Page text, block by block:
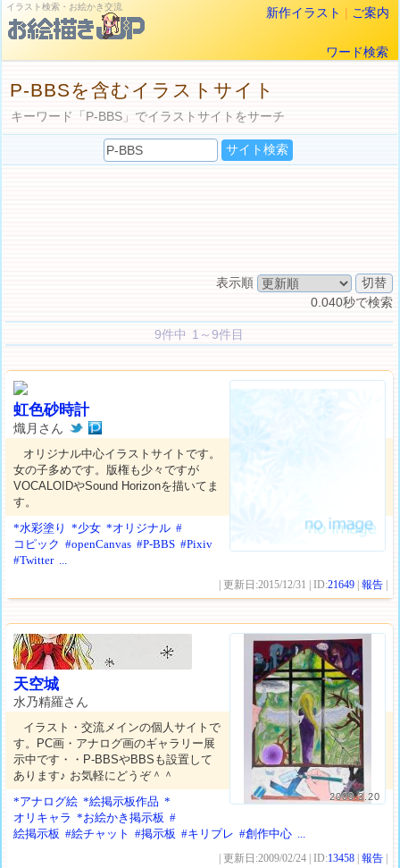
イラスト検索・お絵かき交流 新作イラスト | ご案内
ワード検索
P-BBSを含むイラストサイト
キーワード「P-BBS」でイラストサイトをサーチ
表示順
0.040秒で検索
9件中 1～9件目
虹色砂時計
熾月さん
オリジナル中心イラストサイトです。
女の子多めです。版権も少々ですが
VOCALOIDやSound Horizonを描いてま
す。
*水彩塗り
*少女 *オリジナル #
コピック #openCanvas #P-BBS #Pixiv
#Twitter ...
| 更新日:2015/12/31 | ID:21649 |報告
2009.3.20
天空城
水乃精羅さん
イラスト・交流メインの個人サイトで
す。PC画・アナログ画のギャラリー展
示中です・・P-BBSやBBSも設置して
あります♪ お気軽にどうぞ＾＾
*アナログ絵 *絵掲示板作品 *
オリキャラ *お絵かき掲示板 #
絵掲示板 #絵チャット #掲示板 #キリプレ #創作中心 ...
| 更新日:2009/02/24 | ID:13458 |報告